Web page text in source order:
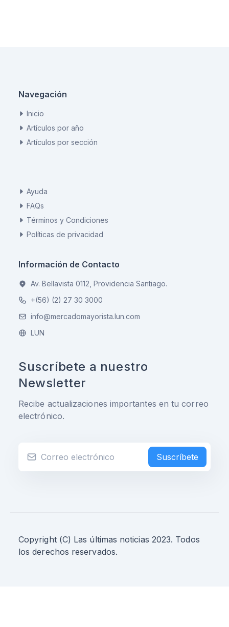
Navegación
Inicio
Artículos por año
Artículos por sección
Ayuda
FAQs
Términos y Condiciones
Políticas de privacidad
Información de Contacto
Av. Bellavista 0112, Providencia Santiago.
+(56) (2) 27 30 3000
info@mercadomayorista.lun.com
LUN
Suscríbete a nuestro
Newsletter
Recibe actualizaciones importantes en tu correo
electrónico.
Suscríbete
Copyright (C) Las últimas noticias 2023. Todos
los derechos reservados.